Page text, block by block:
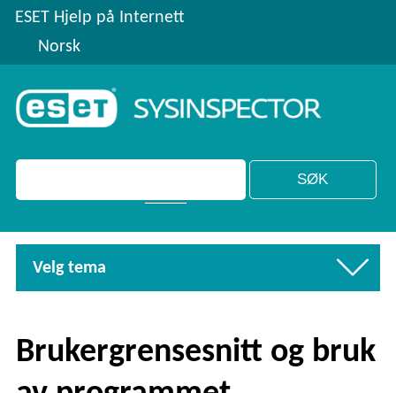
ESET Hjelp på Internett
Norsk
Velg tema
Brukergrensesnitt og bruk